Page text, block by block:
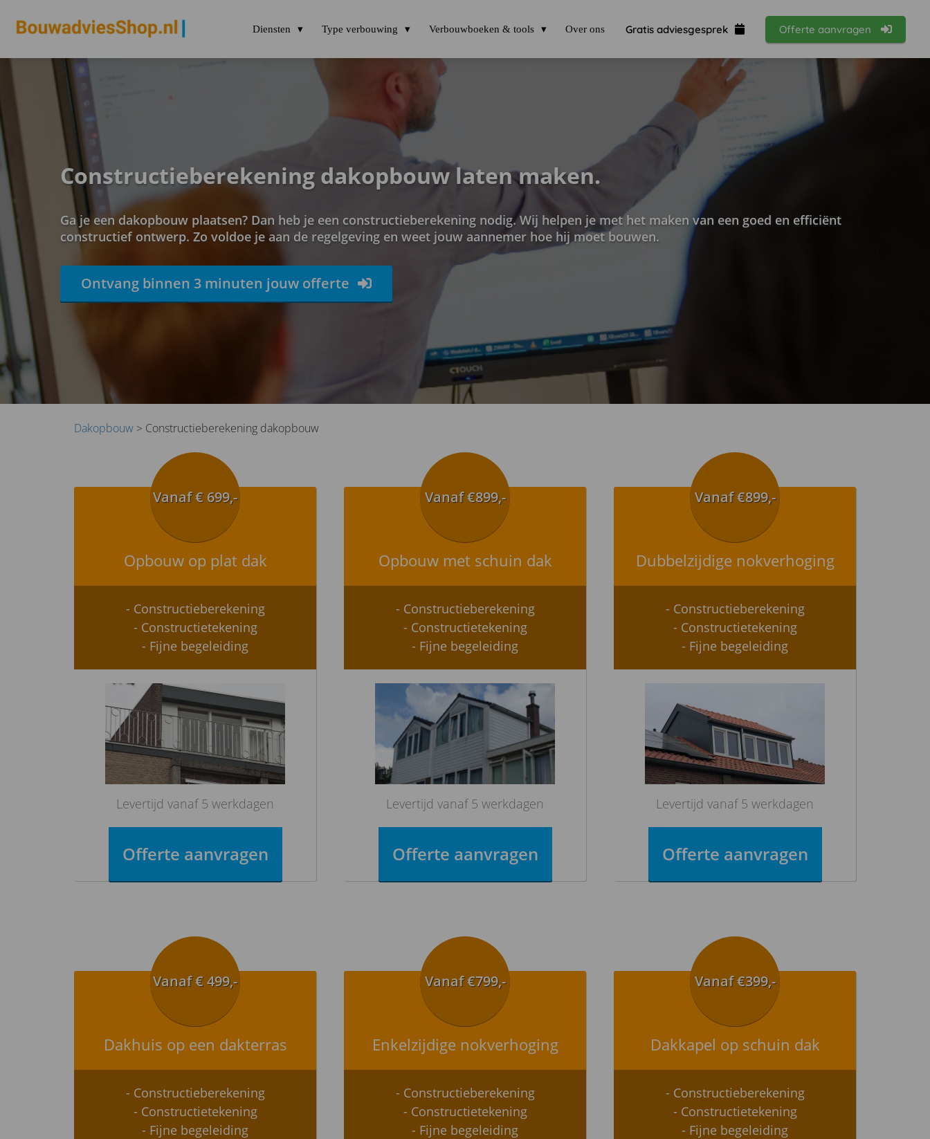
Diensten Type verbouwing Verbouwboeken & tools Over ons Gratis adviesgesprek Offerte aanvragen
Constructieberekening dakopbouw laten maken.
Ga je een dakopbouw plaatsen? Dan heb je een constructieberekening nodig. Wij helpen je met het maken van een goed en efficiënt
constructief ontwerp. Zo voldoe je aan de regelgeving en weet jouw aannemer hoe hij moet bouwen.
Ontvang binnen 3 minuten jouw offerte
Dakopbouw > Constructieberekening dakopbouw
Opbouw op plat dak
- Constructieberekening
- Constructietekening
- Fijne begeleiding
Vanaf € 699,-
Levertijd vanaf 5 werkdagen
Offerte aanvragen
Opbouw met schuin dak
- Constructieberekening
- Constructietekening
- Fijne begeleiding
Vanaf €899,-
Levertijd vanaf 5 werkdagen
Offerte aanvragen
Dubbelzijdige nokverhoging
- Constructieberekening
- Constructietekening
- Fijne begeleiding
Vanaf €899,-
Levertijd vanaf 5 werkdagen
Offerte aanvragen
Dakhuis op een dakterras
- Constructieberekening
- Constructietekening
- Fijne begeleiding
Vanaf € 499,-
Enkelzijdige nokverhoging
- Constructieberekening
- Constructietekening
- Fijne begeleiding
Vanaf €799,-
Dakkapel op schuin dak
- Constructieberekening
- Constructietekening
- Fijne begeleiding
Vanaf €399,-